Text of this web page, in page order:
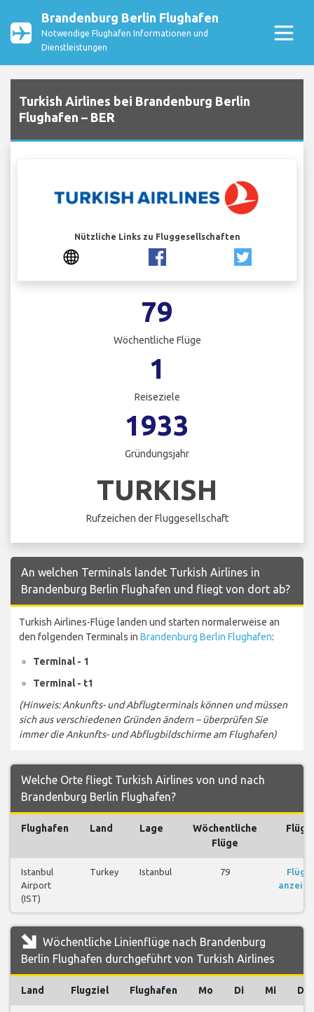
Brandenburg Berlin Flughafen
Notwendige Flughafen Informationen und
Dienstleistungen
Turkish Airlines bei Brandenburg Berlin
Flughafen – BER
Nützliche Links zu Fluggesellschaften
79
Wöchentliche Flüge
1
Reiseziele
1933
Gründungsjahr
TURKISH
Rufzeichen der Fluggesellschaft
An welchen Terminals landet Turkish Airlines in
Brandenburg Berlin Flughafen und fliegt von dort ab?
Turkish Airlines-Flüge landen und starten normalerweise an
den folgenden Terminals in Brandenburg Berlin Flughafen:
Terminal - 1
Terminal - t1
(Hinweis: Ankunfts- und Abflugterminals können und müssen
sich aus verschiedenen Gründen ändern – überprüfen Sie
immer die Ankunfts- und Abflugbildschirme am Flughafen)
Welche Orte fliegt Turkish Airlines von und nach
Brandenburg Berlin Flughafen?
Flughafen Land Lage
Wöchentliche
Flüge
Flüge
Istanbul
Airport
(IST)
Turkey Istanbul 79
Flüge
Wöchentliche Linienflüge nach Brandenburg
Berlin Flughafen durchgeführt von Turkish Airlines
Land Flugziel Flughafen Mo Di Mi Do